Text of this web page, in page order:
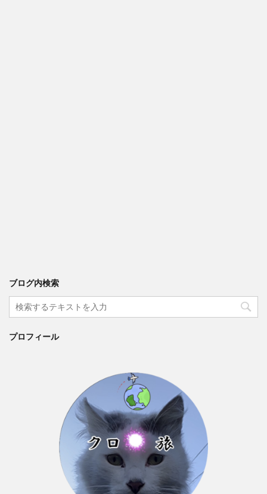
ブログ内検索
プロフィール